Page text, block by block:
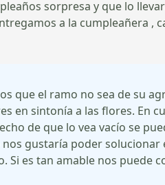
sorpresa y que lo
a la cumpleañera
que el ramo no sea de su
en sintonía a las flores. En
de que lo vea vacío se
gustaría poder
es tan amable nos puede